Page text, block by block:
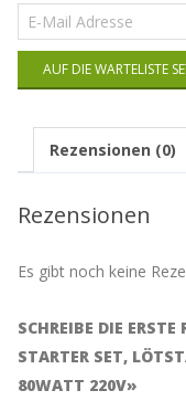
Gib
deine
E-
Mail-
Adresse
die
für
Produkt
AUF DIE WARTELISTE
Rezensionen (0)
Rezensionen
Es gibt noch keine
SCHREIBE DIE
STARTER SET,
80WATT 220V»